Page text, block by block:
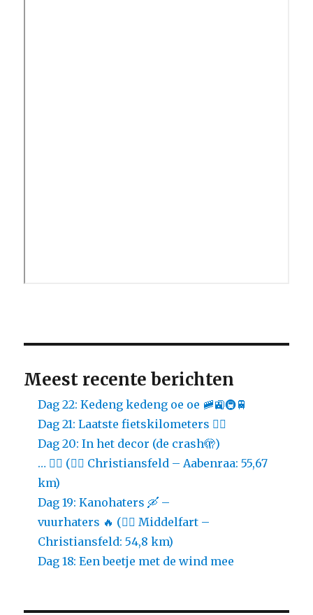
Meest recente berichten
Dag 22: Kedeng kedeng oe oe 🚞🚉🚇🚆
Dag 21: Laatste fietskilometers 🚴‍♀️
Dag 20: In het decor (de crash🫣)
… 🚴‍♀️ (🚴‍♀️ Christiansfeld – Aabenraa: 55,67
km)
Dag 19: Kanohaters 🛶 –
vuurhaters 🔥 (🚴‍♀️ Middelfart –
Christiansfeld: 54,8 km)
Dag 18: Een beetje met de wind mee